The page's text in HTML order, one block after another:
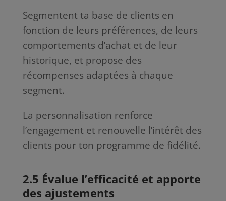
Segmentent ta base de clients en
fonction de leurs préférences, de leurs
comportements d’achat et de leur
historique, et propose des
récompenses adaptées à chaque
segment.
La personnalisation renforce
l’engagement et renouvelle l’intérêt des
clients pour ton programme de fidélité.
2.5 Évalue l’efficacité et apporte
des ajustements